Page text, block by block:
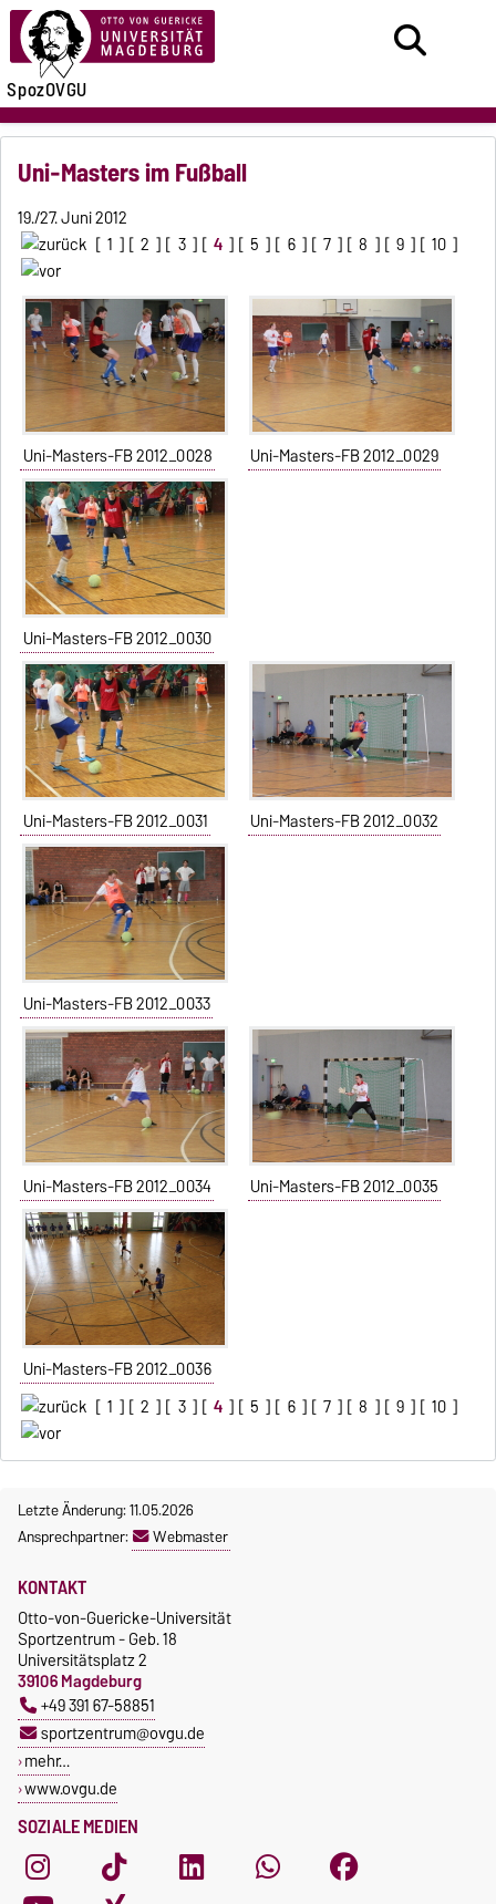
SpozOVGU
Uni-Masters im Fußball
19./27. Juni 2012
[ 1 ] [ 2 ] [ 3 ] [ 4 ] [ 5 ] [ 6 ] [ 7 ] [ 8 ] [ 9 ] [ 10 ]
Uni-Masters-FB 2012_0028 Uni-Masters-FB 2012_0029
Uni-Masters-FB 2012_0030
Uni-Masters-FB 2012_0031 Uni-Masters-FB 2012_0032
Uni-Masters-FB 2012_0033
Uni-Masters-FB 2012_0034 Uni-Masters-FB 2012_0035
Uni-Masters-FB 2012_0036
[ 1 ] [ 2 ] [ 3 ] [ 4 ] [ 5 ] [ 6 ] [ 7 ] [ 8 ] [ 9 ] [ 10 ]
Letzte Änderung: 11.05.2026
Ansprechpartner:
Webmaster
SOZIALE MEDIEN
KONTAKT
Otto-von-Guericke-Universität
Sportzentrum - Geb. 18
Universitätsplatz 2
39106 Magdeburg
+49 391 67-58851
sportzentrum@ovgu.de
mehr…
www.ovgu.de